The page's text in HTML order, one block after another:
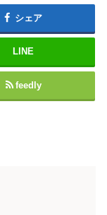
シェア
LINE
feedly